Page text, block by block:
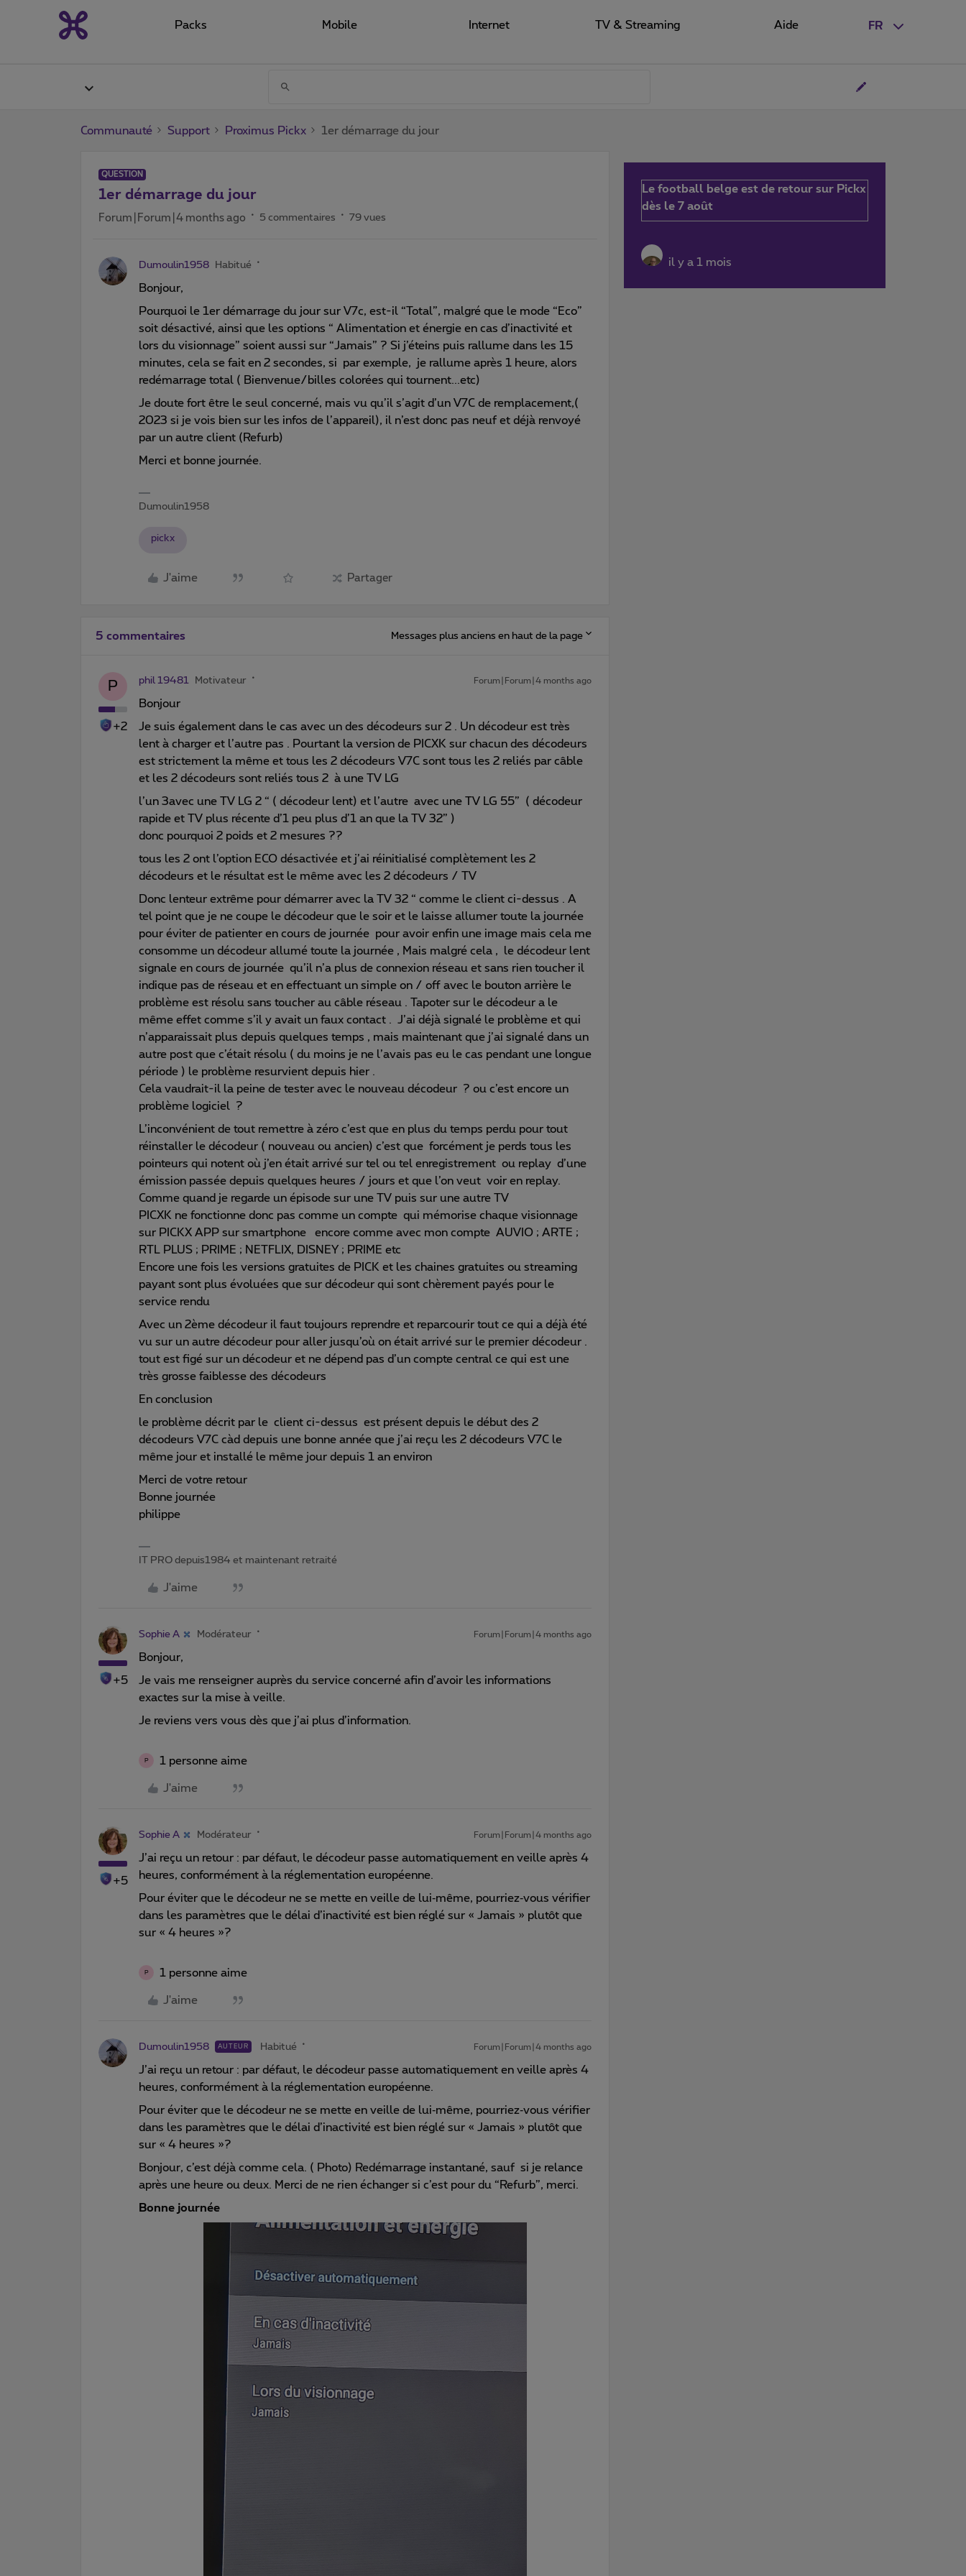
FR
Packs Mobile Internet TV & Streaming Aide
Communauté Support Proximus Pickx 1er démarrage du jour
QUESTION
1er démarrage du jour
Forum|Forum|4 months ago 5 commentaires 79 vues
Dumoulin1958 Habitué
Bonjour,
Pourquoi le 1er démarrage du jour sur V7c, est-il “Total”, malgré que le mode “Eco”
soit désactivé, ainsi que les options “ Alimentation et énergie en cas d’inactivité et
lors du visionnage” soient aussi sur “Jamais” ? Si j’éteins puis rallume dans les 15
minutes, cela se fait en 2 secondes, si par exemple, je rallume après 1 heure, alors
redémarrage total ( Bienvenue/billes colorées qui tournent...etc)
Je doute fort être le seul concerné, mais vu qu’il s’agit d’un V7C de remplacement,(
2023 si je vois bien sur les infos de l’appareil), il n’est donc pas neuf et déjà renvoyé
par un autre client (Refurb)
Merci et bonne journée.
Dumoulin1958
pickx
J'aime Partager
5 commentaires Messages plus anciens en haut de la page
P
+2
phil 19481 Motivateur Forum|Forum|4 months ago
Bonjour
Je suis également dans le cas avec un des décodeurs sur 2 . Un décodeur est très
lent à charger et l’autre pas . Pourtant la version de PICXK sur chacun des décodeurs
est strictement la même et tous les 2 décodeurs V7C sont tous les 2 reliés par câble
et les 2 décodeurs sont reliés tous 2 à une TV LG
l’un 3avec une TV LG 2 “ ( décodeur lent) et l’autre avec une TV LG 55” ( décodeur
rapide et TV plus récente d’1 peu plus d’1 an que la TV 32” )
donc pourquoi 2 poids et 2 mesures ??
tous les 2 ont l’option ECO désactivée et j’ai réinitialisé complètement les 2
décodeurs et le résultat est le même avec les 2 décodeurs / TV
Donc lenteur extrême pour démarrer avec la TV 32 “ comme le client ci-dessus . A
tel point que je ne coupe le décodeur que le soir et le laisse allumer toute la journée
pour éviter de patienter en cours de journée pour avoir enfin une image mais cela me
consomme un décodeur allumé toute la journée , Mais malgré cela , le décodeur lent
signale en cours de journée qu’il n’a plus de connexion réseau et sans rien toucher il
indique pas de réseau et en effectuant un simple on / off avec le bouton arrière le
problème est résolu sans toucher au câble réseau . Tapoter sur le décodeur a le
même effet comme s’il y avait un faux contact . J’ai déjà signalé le problème et qui
n’apparaissait plus depuis quelques temps , mais maintenant que j’ai signalé dans un
autre post que c’était résolu ( du moins je ne l’avais pas eu le cas pendant une longue
période ) le problème resurvient depuis hier .
Cela vaudrait-il la peine de tester avec le nouveau décodeur ? ou c’est encore un
problème logiciel ?
L’inconvénient de tout remettre à zéro c’est que en plus du temps perdu pour tout
réinstaller le décodeur ( nouveau ou ancien) c’est que forcément je perds tous les
pointeurs qui notent où j’en était arrivé sur tel ou tel enregistrement ou replay d’une
émission passée depuis quelques heures / jours et que l’on veut voir en replay.
Comme quand je regarde un épisode sur une TV puis sur une autre TV
PICXK ne fonctionne donc pas comme un compte qui mémorise chaque visionnage
sur PICKX APP sur smartphone encore comme avec mon compte AUVIO ; ARTE ;
RTL PLUS ; PRIME ; NETFLIX, DISNEY ; PRIME etc
Encore une fois les versions gratuites de PICK et les chaines gratuites ou streaming
payant sont plus évoluées que sur décodeur qui sont chèrement payés pour le
service rendu
Avec un 2ème décodeur il faut toujours reprendre et reparcourir tout ce qui a déjà été
vu sur un autre décodeur pour aller jusqu’où on était arrivé sur le premier décodeur .
tout est figé sur un décodeur et ne dépend pas d’un compte central ce qui est une
très grosse faiblesse des décodeurs
En conclusion
le problème décrit par le client ci-dessus est présent depuis le début des 2
décodeurs V7C càd depuis une bonne année que j’ai reçu les 2 décodeurs V7C le
même jour et installé le même jour depuis 1 an environ
Merci de votre retour
Bonne journée
philippe
IT PRO depuis1984 et maintenant retraité
J'aime
+5
Sophie A Modérateur Forum|Forum|4 months ago
Bonjour,
Je vais me renseigner auprès du service concerné afin d’avoir les informations
exactes sur la mise à veille.
Je reviens vers vous dès que j’ai plus d’information.
P 1 personne aime
J'aime
+5
Sophie A Modérateur Forum|Forum|4 months ago
J’ai reçu un retour : par défaut, le décodeur passe automatiquement en veille après 4
heures, conformément à la réglementation européenne.
Pour éviter que le décodeur ne se mette en veille de lui‑même, pourriez‑vous vérifier
dans les paramètres que le délai d’inactivité est bien réglé sur « Jamais » plutôt que
sur « 4 heures »?
P 1 personne aime
J'aime
Dumoulin1958 AUTEUR Habitué Forum|Forum|4 months ago
J’ai reçu un retour : par défaut, le décodeur passe automatiquement en veille après 4
heures, conformément à la réglementation européenne.
Pour éviter que le décodeur ne se mette en veille de lui‑même, pourriez‑vous vérifier
dans les paramètres que le délai d’inactivité est bien réglé sur « Jamais » plutôt que
sur « 4 heures »?
Bonjour, c’est déjà comme cela. ( Photo) Redémarrage instantané, sauf si je relance
après une heure ou deux. Merci de ne rien échanger si c’est pour du “Refurb”, merci.
Bonne journée
Le football belge est de retour sur Pickx
dès le 7 août
il y a 1 mois